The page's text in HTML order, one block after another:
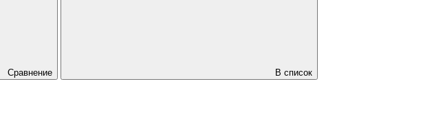
Сравнение
В список